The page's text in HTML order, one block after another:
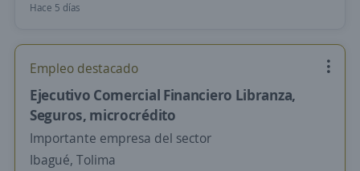
Hace 5 días
Empleo destacado
Ejecutivo Comercial Financiero Libranza,
Seguros, microcrédito
Importante empresa del sector
Ibagué, Tolima